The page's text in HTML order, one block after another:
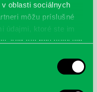
oblasti sociálnych
môžu príslušné
údajmi, ktoré ste im
keď ste používali ich